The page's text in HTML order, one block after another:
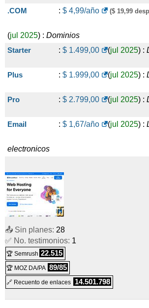
.COM
: $ 4,99/año ($ 19,99
(jul 2025) : Dominios
Starter
: $ 1.499,00 (jul 2025) :
Plus : $ 1.999,00 (jul 2025) :
Pro : $ 2.799,00 (jul 2025) :
Email : $ 1,67/año (jul 2025) :
electronicos
📤 Sin planes: 28
✅ No. testimonios: 1
🏆 Semrush 22.515
🏆 MOZ DA/PA 89/85
🔗 Recuento de enlaces 14.501.798